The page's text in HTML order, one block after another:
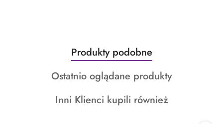
Pomiń karuzelę produktów
Produkty
o
statusie:
Produkty podobne
Produkty
statusie:
Ostatnio oglądane produkty
Produkty
Inni Klienci kupili również